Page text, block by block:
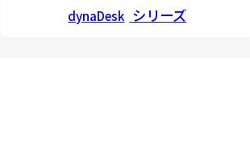
dynaDesk シリーズ